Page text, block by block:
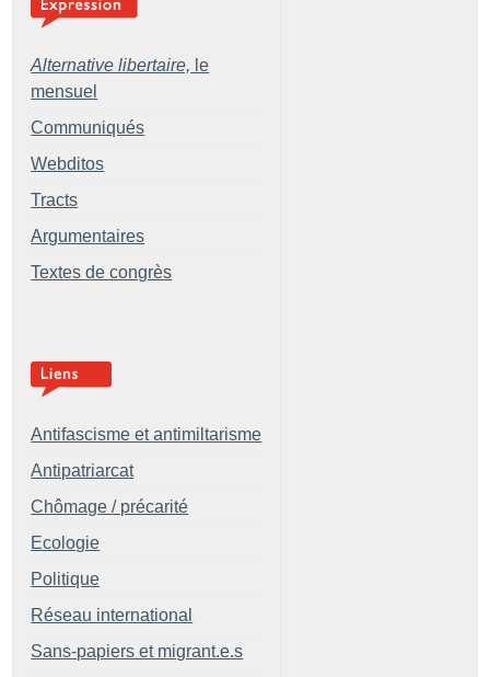
Alternative libertaire, le
mensuel
Communiqués
Webditos
Tracts
Argumentaires
Textes de congrès
Antifascisme et antimiltarisme
Antipatriarcat
Chômage / précarité
Ecologie
Politique
Réseau international
Sans-papiers et migrant.e.s